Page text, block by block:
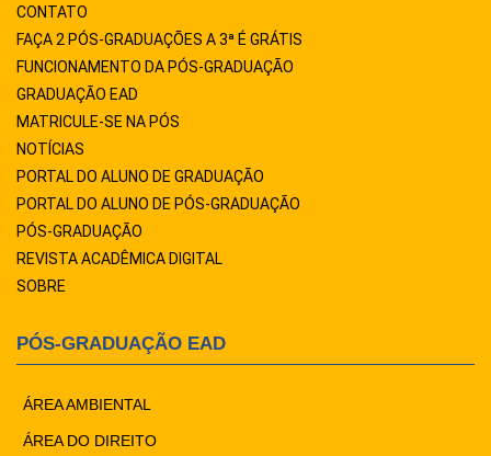
CONTATO
FAÇA 2 PÓS-GRADUAÇÕES A 3ª É GRÁTIS
FUNCIONAMENTO DA PÓS-GRADUAÇÃO
GRADUAÇÃO EAD
MATRICULE-SE NA PÓS
NOTÍCIAS
PORTAL DO ALUNO DE GRADUAÇÃO
PORTAL DO ALUNO DE PÓS-GRADUAÇÃO
PÓS-GRADUAÇÃO
REVISTA ACADÊMICA DIGITAL
SOBRE
PÓS-GRADUAÇÃO EAD
ÁREA AMBIENTAL
ÁREA DO DIREITO